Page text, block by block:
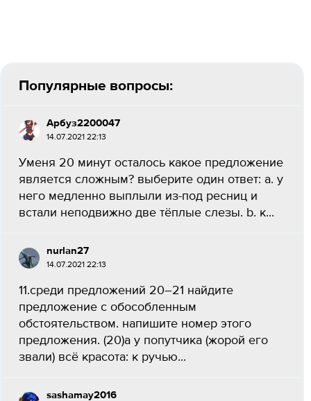
Популярные вопросы:
Арбуз2200047
14.07.2021 22:13
Уменя 20 минут осталось какое предложение
является сложным? выберите один ответ: a. у
него медленно выплыли из-под ресниц и
встали неподвижно две тёплые слезы. b. к...
nurlan27
14.07.2021 22:13
11.среди предложений 20–21 найдите
предложение с обособленным
обстоятельством. напишите номер этого
предложения. (20)а у попутчика (жорой его
звали) всё красота: к ручью...
sashamay2016